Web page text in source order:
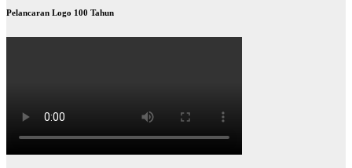
Pelancaran Logo 100 Tahun